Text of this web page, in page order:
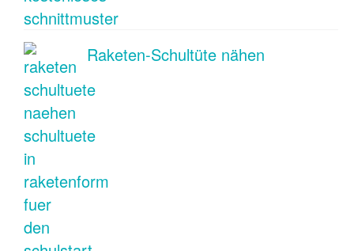
Raketen-Schultüte nähen